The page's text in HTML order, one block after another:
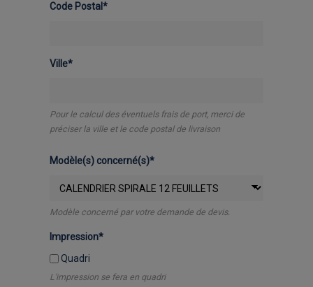
Code Postal*
Ville*
Pour le calcul des éventuels frais de port, merci de
préciser la ville et le code postal de livraison
Modèle(s) concerné(s)*
Modèle concerné par votre demande de devis.
Impression*
Quadri
L'impression se fera en quadri